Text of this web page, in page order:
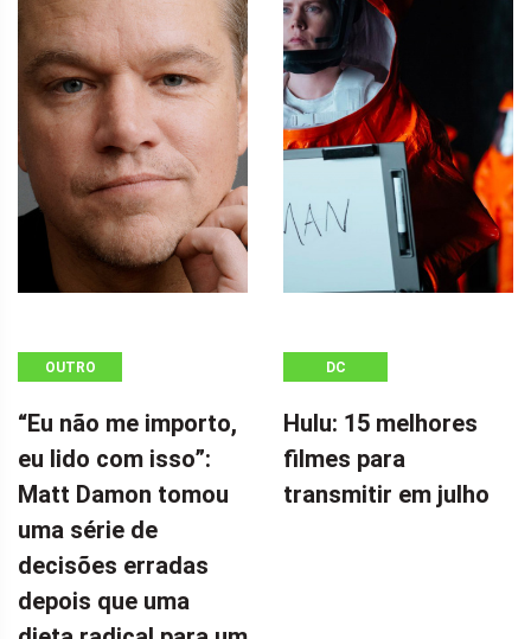
OUTRO
“Eu não me importo,
eu lido com isso”:
Matt Damon tomou
uma série de
decisões erradas
depois que uma
DC
Hulu: 15 melhores
filmes para
transmitir em julho